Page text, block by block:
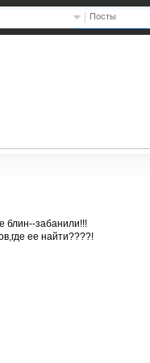
Посты
блин--забанили!!!
ее найти????!